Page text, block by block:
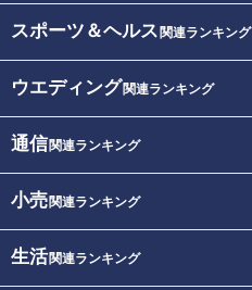
スポーツ＆ヘルス 関連ランキング
ウエディング関連ランキング
通信関連ランキング
小売関連ランキング
生活関連ランキング